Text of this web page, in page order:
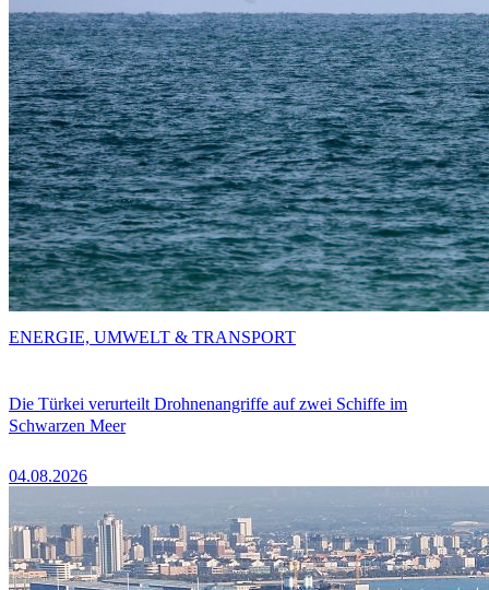
Die Türkei verurteilt Drohnenangriffe auf zwei Schiffe im
Schwarzen Meer
04.08.2026
ENERGIE, UMWELT & TRANSPORT